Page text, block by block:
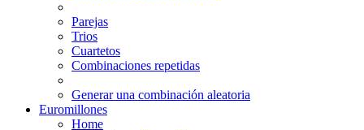
Parejas
Trios
Cuartetos
Combinaciones repetidas
Generar una combinación aleatoria
Euromillones
Home